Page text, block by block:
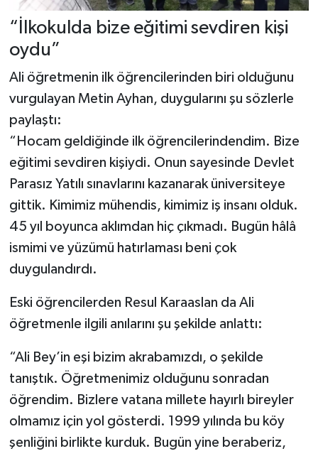
“İlkokulda bize eğitimi sevdiren kişi
oydu”
Ali öğretmenin ilk öğrencilerinden biri olduğunu
vurgulayan Metin Ayhan, duygularını şu sözlerle
paylaştı:
“Hocam geldiğinde ilk öğrencilerindendim. Bize
eğitimi sevdiren kişiydi. Onun sayesinde Devlet
Parasız Yatılı sınavlarını kazanarak üniversiteye
gittik. Kimimiz mühendis, kimimiz iş insanı olduk.
45 yıl boyunca aklımdan hiç çıkmadı. Bugün hâlâ
ismimi ve yüzümü hatırlaması beni çok
duygulandırdı.
Eski öğrencilerden Resul Karaaslan da Ali
öğretmenle ilgili anılarını şu şekilde anlattı:
“Ali Bey’in eşi bizim akrabamızdı, o şekilde
tanıştık. Öğretmenimiz olduğunu sonradan
öğrendim. Bizlere vatana millete hayırlı bireyler
olmamız için yol gösterdi. 1999 yılında bu köy
şenliğini birlikte kurduk. Bugün yine beraberiz,